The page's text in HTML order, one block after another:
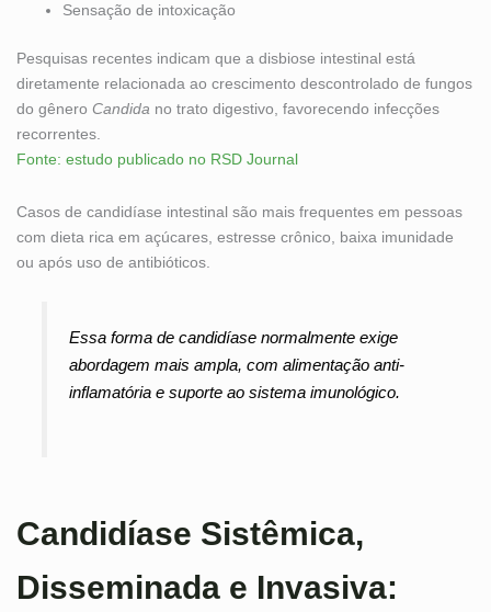
Sensação de intoxicação
Pesquisas recentes indicam que a disbiose intestinal está
diretamente relacionada ao crescimento descontrolado de fungos
do gênero Candida no trato digestivo, favorecendo infecções
recorrentes.
Fonte: estudo publicado no RSD Journal
Casos de candidíase intestinal são mais frequentes em pessoas
com dieta rica em açúcares, estresse crônico, baixa imunidade
ou após uso de antibióticos.
Essa forma de candidíase normalmente exige
abordagem mais ampla, com alimentação anti-
inflamatória e suporte ao sistema imunológico.
Candidíase Sistêmica,
Disseminada e Invasiva: